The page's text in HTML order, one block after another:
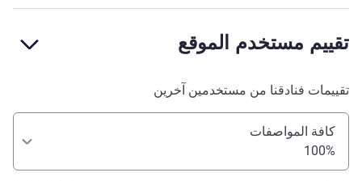
تقييم مستخدم الموقع
تقييمات فنادقنا من مستخدمين آخرين
كافة المواصفات
100%